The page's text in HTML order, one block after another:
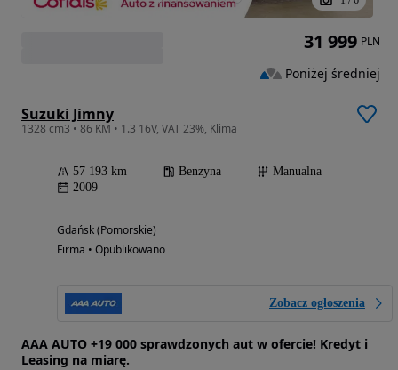
Suzuki Jimny
1328 cm3 • 86 KM • 1.3 16V, VAT 23%, Klima
57 193 km Benzyna
Manualna
2009
Gdańsk (Pomorskie)
Firma • Opublikowano
Zobacz ogłoszenia
AAA AUTO +19 000 sprawdzonych aut w ofercie! Kredyt i
Leasing na miarę.
31 999 PLN
Poniżej średniej